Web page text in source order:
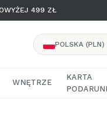
499 ZŁ
K
a
POLSKA (PLN)
WNĘTRZE
KARTA